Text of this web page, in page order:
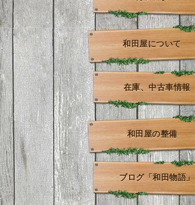
和田屋について
在庫、中古車情報
和田屋の整備
ブログ「和田物語」